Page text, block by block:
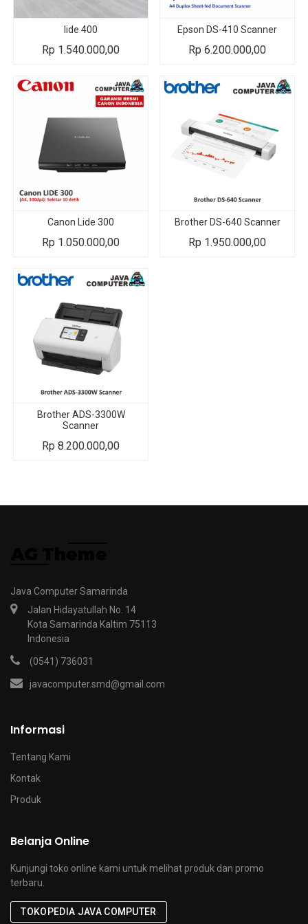
lide 400
Rp 1.540.000,00
Epson DS-410 Scanner
Rp 6.200.000,00
Canon Lide 300
Rp 1.050.000,00
Brother DS-640 Scanner
Rp 1.950.000,00
Brother ADS-3300W
Scanner
Rp 8.200.000,00
Java Computer Samarinda
Jalan Hidayatullah No. 14
Kota Samarinda Kaltim 75113
Indonesia
(0541) 736031
javacomputer.smd@gmail.com
Informasi
Tentang Kami
Kontak
Produk
Belanja Online
Kunjungi toko online kami untuk melihat produk dan promo
terbaru.
TOKOPEDIA JAVA COMPUTER